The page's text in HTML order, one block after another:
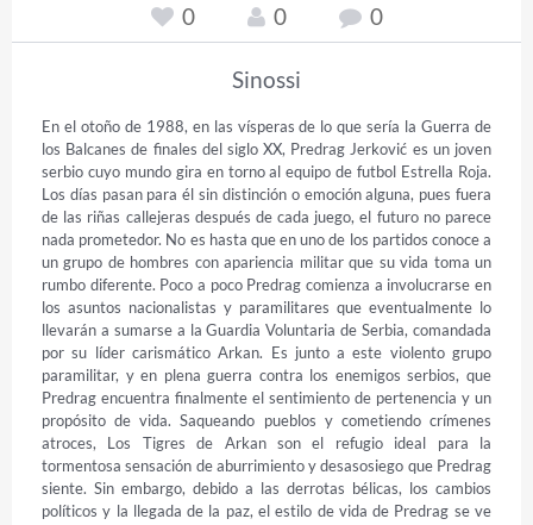
0 0 0
Sinossi
En el otoño de 1988, en las vísperas de lo que sería la Guerra de
los Balcanes de finales del siglo XX, Predrag Jerković es un joven
serbio cuyo mundo gira en torno al equipo de futbol Estrella Roja.
Los días pasan para él sin distinción o emoción alguna, pues fuera
de las riñas callejeras después de cada juego, el futuro no parece
nada prometedor. No es hasta que en uno de los partidos conoce a
un grupo de hombres con apariencia militar que su vida toma un
rumbo diferente. Poco a poco Predrag comienza a involucrarse en
los asuntos nacionalistas y paramilitares que eventualmente lo
llevarán a sumarse a la Guardia Voluntaria de Serbia, comandada
por su líder carismático Arkan. Es junto a este violento grupo
paramilitar, y en plena guerra contra los enemigos serbios, que
Predrag encuentra finalmente el sentimiento de pertenencia y un
propósito de vida. Saqueando pueblos y cometiendo crímenes
atroces, Los Tigres de Arkan son el refugio ideal para la
tormentosa sensación de aburrimiento y desasosiego que Predrag
siente. Sin embargo, debido a las derrotas bélicas, los cambios
políticos y la llegada de la paz, el estilo de vida de Predrag se ve